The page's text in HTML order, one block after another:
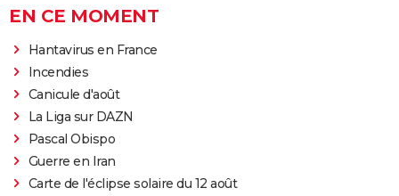
EN CE MOMENT
Hantavirus en France
Incendies
Canicule d'août
La Liga sur DAZN
Pascal Obispo
Guerre en Iran
Carte de l'éclipse solaire du 12 août